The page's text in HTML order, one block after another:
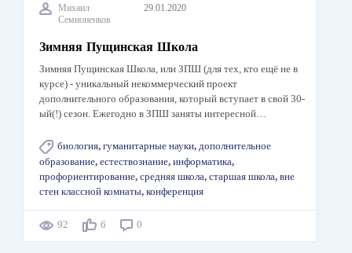
Михаил
Семионенков
29.01.2020
Зимняя Пущинская Школа
Зимняя Пущинская Школа, или ЗПШ (для тех, кто ещё не в
курсе) - уникальный некоммерческий проект
дополнительного образования, который вступает в свой 30-
ый(!) сезон. Ежегодно в ЗПШ заняты интересной…
биология, гуманитарные науки, дополнительное
образование, естествознание, информатика,
профориентирование, средняя школа, старшая школа, вне
стен классной комнаты, конференция
92 6 0